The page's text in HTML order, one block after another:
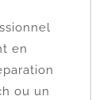
en
ou un